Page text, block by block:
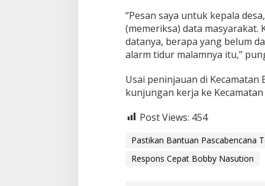
“Pesan saya untuk kepala
(memeriksa) data masyarakat.
datanya, berapa yang belum
alarm tidur malamnya itu,”
Usai peninjauan di
kunjungan kerja ke
Post Views: 454
Pastikan Bantuan Pascabencana
Respons Cepat Bobby Nasution